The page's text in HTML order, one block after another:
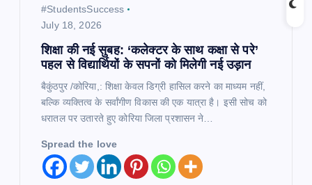
#StudentsSuccess
July 18, 2026
शिक्षा की नई सुबह: ‘कलेक्टर के साथ कक्षा से परे’
पहल से विद्यार्थियों के सपनों को मिलेगी नई उड़ान
बैकुंठपुर /कोरिया,: शिक्षा केवल डिग्री हासिल करने का माध्यम नहीं,
बल्कि व्यक्तित्व के सर्वांगीण विकास की एक यात्रा है। इसी सोच को
धरातल पर उतारते हुए कोरिया जिला प्रशासन ने…
Spread the love